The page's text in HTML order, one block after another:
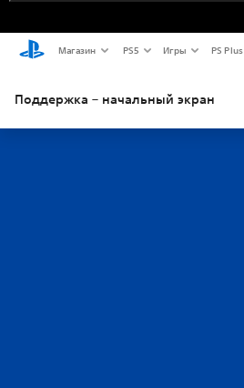
Магазин PS5 Игры PS Plus
Поддержка – начальный экран